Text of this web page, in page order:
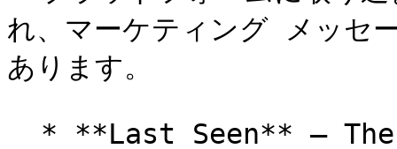
れ、マーケティング メッセ
あります。